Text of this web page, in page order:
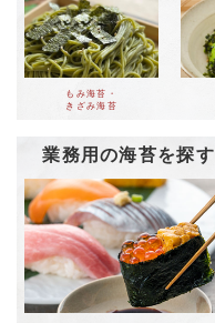
もみ海苔・
きざみ海苔
業務用の海苔を探す